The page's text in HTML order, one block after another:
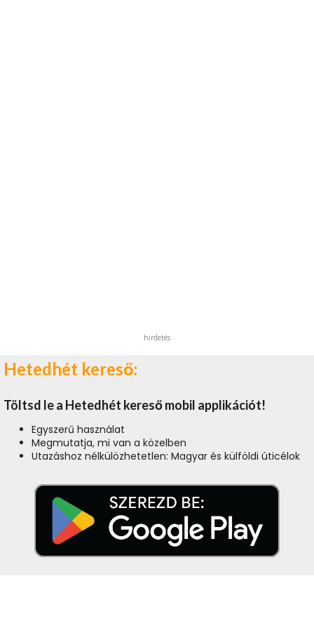
hirdetés
Hetedhét kereső:
Töltsd le a Hetedhét kereső mobil applikációt!
Egyszerű használat
Megmutatja, mi van a közelben
Utazáshoz nélkülözhetetlen: Magyar és külföldi úticélok